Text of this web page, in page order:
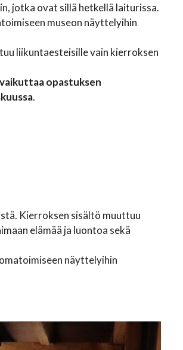
jotka ovat sillä hetkellä laiturissa.
museon näyttelyihin
liikuntaesteisille vain kierroksen
opastuksen
.
Kierroksen sisältö muuttuu
elämää ja luontoa sekä
näyttelyihin